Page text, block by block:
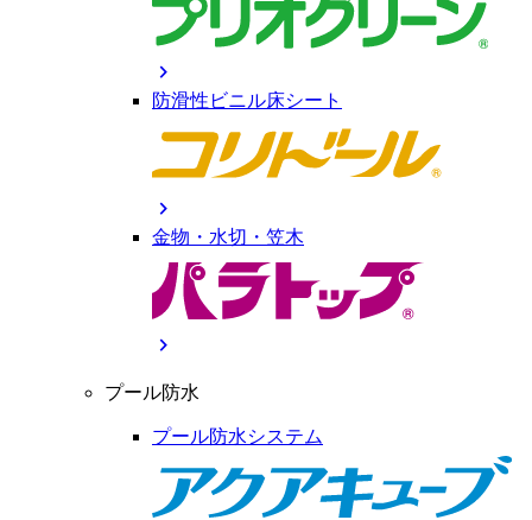
chevron_right
防滑性ビニル床シート
chevron_right
金物・水切・笠木
chevron_right
プール防水
プール防水システム